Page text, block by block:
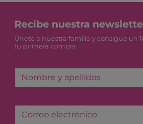
Recibe nuestra
Únete a nuestra familia y consigue un
tu primera compra
Nombre y apellidos
Correo electrónico